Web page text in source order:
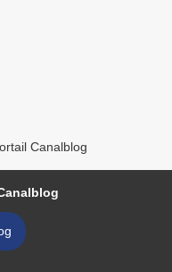
Canalblog